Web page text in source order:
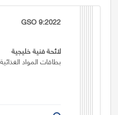
GSO 9:2022
لائحة فنية خليجية
بطاقات المواد